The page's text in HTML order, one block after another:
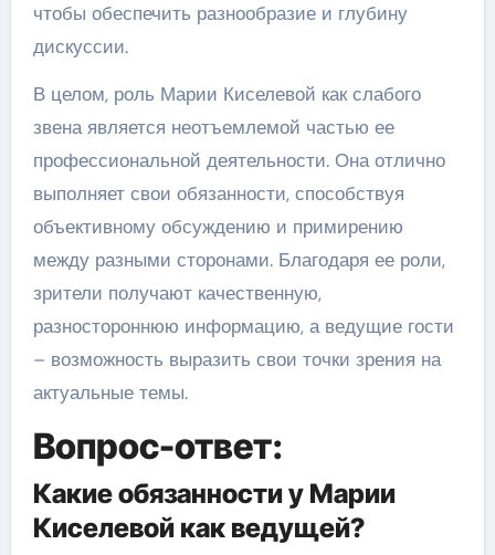
чтобы обеспечить разнообразие и глубину
дискуссии.
В целом, роль Марии Киселевой как слабого
звена является неотъемлемой частью ее
профессиональной деятельности. Она отлично
выполняет свои обязанности, способствуя
объективному обсуждению и примирению
между разными сторонами. Благодаря ее роли,
зрители получают качественную,
разностороннюю информацию, а ведущие гости
– возможность выразить свои точки зрения на
актуальные темы.
Вопрос-ответ:
Какие обязанности у Марии
Киселевой как ведущей?